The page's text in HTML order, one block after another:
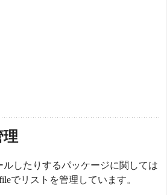
ルしたりするパッケージに関しては
でリストを管理しています。